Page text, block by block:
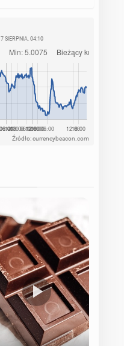
7 SIERPNIA, 04:10
Źródło: currencybeacon.com